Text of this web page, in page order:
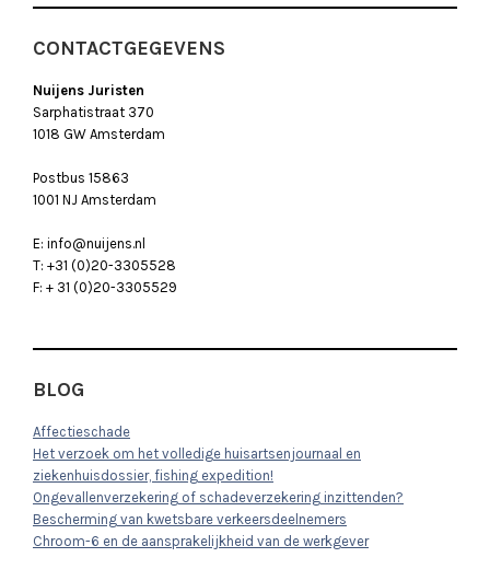
CONTACTGEGEVENS
Nuijens Juristen
Sarphatistraat 370
1018 GW Amsterdam
Postbus 15863
1001 NJ Amsterdam
E: info@nuijens.nl
T: +31 (0)20-3305528
F: + 31 (0)20-3305529
BLOG
Affectieschade
Het verzoek om het volledige huisartsenjournaal en
ziekenhuisdossier, fishing expedition!
Ongevallenverzekering of schadeverzekering inzittenden?
Bescherming van kwetsbare verkeersdeelnemers
Chroom-6 en de aansprakelijkheid van de werkgever